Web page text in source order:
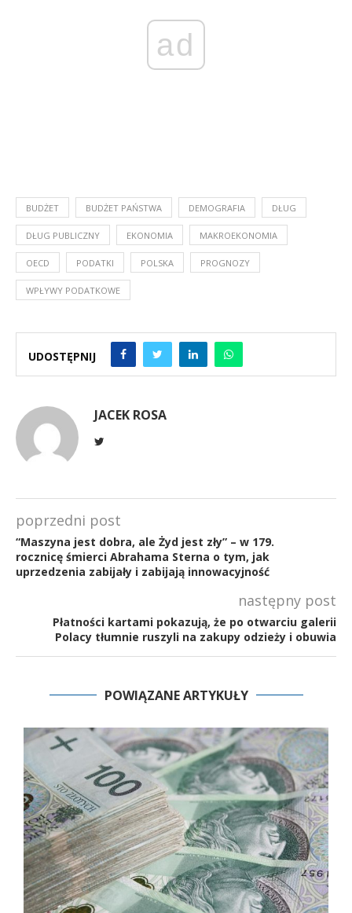
ad
BUDŻET BUDŻET PAŃSTWA DEMOGRAFIA DŁUG
DŁUG PUBLICZNY EKONOMIA MAKROEKONOMIA
OECD PODATKI POLSKA PROGNOZY
WPŁYWY PODATKOWE
UDOSTĘPNIJ
JACEK ROSA
poprzedni post
“Maszyna jest dobra, ale Żyd jest zły” – w 179.
rocznicę śmierci Abrahama Sterna o tym, jak
uprzedzenia zabijały i zabijają innowacyjność
następny post
Płatności kartami pokazują, że po otwarciu galerii
Polacy tłumnie ruszyli na zakupy odzieży i obuwia
POWIĄZANE ARTYKUŁY